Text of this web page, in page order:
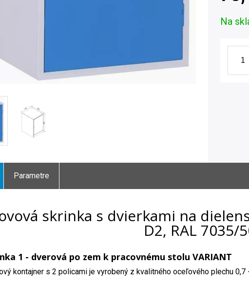
Na
Parametre
skrinka s dvierkami na
D2, RAL 7035/
1 - dverová po zem k pracovnému stolu VARIANT
kontajner s 2 policami je vyrobený z kvalitného oceľového plechu 0,7